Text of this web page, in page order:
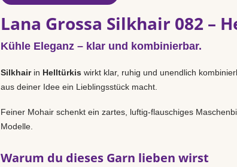
Lana Grossa Silkhair 082 –
Kühle Eleganz – klar und kombinierbar.
Silkhairin Helltürkis wirkt klar, ruhig und unendlich
aus deiner Idee ein Lieblingsstück macht.
Feiner Mohair schenkt ein zartes, luftig-flauschiges
Modelle.
Warum du dieses Garn lieben wirst